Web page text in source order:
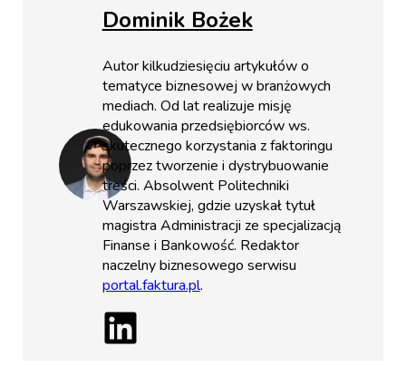
Dominik Bożek
Autor kilkudziesięciu artykułów o
tematyce biznesowej w branżowych
mediach. Od lat realizuje misję
edukowania przedsiębiorców ws.
skutecznego korzystania z faktoringu
poprzez tworzenie i dystrybuowanie
treści. Absolwent Politechniki
Warszawskiej, gdzie uzyskał tytuł
magistra Administracji ze specjalizacją
Finanse i Bankowość. Redaktor
naczelny biznesowego serwisu
portal.faktura.pl.